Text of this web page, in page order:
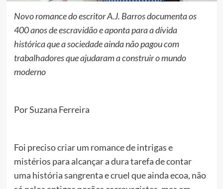
Novo romance do escritor A.J. Barros documenta os
400 anos de escravidão e aponta para a dívida
histórica que a sociedade ainda não pagou com
trabalhadores que ajudaram a construir o mundo
moderno
Por Suzana Ferreira
Foi preciso criar um romance de intrigas e
mistérios para alcançar a dura tarefa de contar
uma história sangrenta e cruel que ainda ecoa, não